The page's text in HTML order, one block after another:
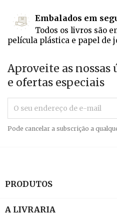
Embalados em
Todos os livros são
película plástica e papel de
Aproveite as
e ofertas especiais
Pode cancelar a subscrição a
PRODUTOS
A LIVRARIA